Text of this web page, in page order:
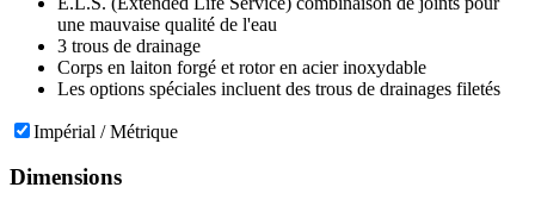
une mauvaise qualité de l'eau
3 trous de drainage
Corps en laiton forgé et rotor en acier inoxydable
Les options spéciales incluent des trous de drainages filetés
Impérial / Métrique
Dimensions